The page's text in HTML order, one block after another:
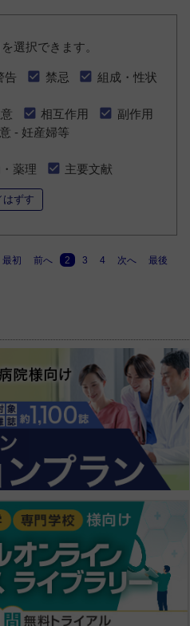
選択できます。
告 禁忌
組成・性状
相互作用
副作用
- 妊産婦等
薬理 主要文献
はずす
最初 前へ 2 3 4 次へ 最後